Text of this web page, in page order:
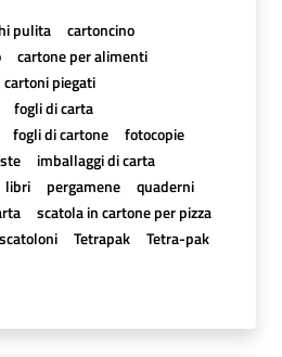
pulita
cartoncino
cartone per alimenti
cartoni piegati
fogli di carta
fogli di cartone
fotocopie
imballaggi di carta
libri pergamene
quaderni
scatola in cartone per pizza
scatoloni Tetrapak Tetra-pak